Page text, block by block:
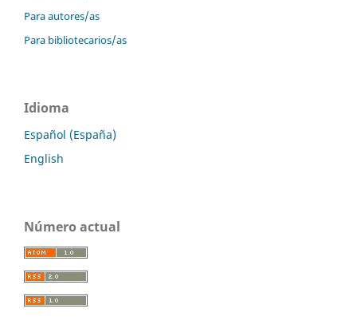
Para autores/as
Para bibliotecarios/as
Idioma
Español (España)
English
Número actual